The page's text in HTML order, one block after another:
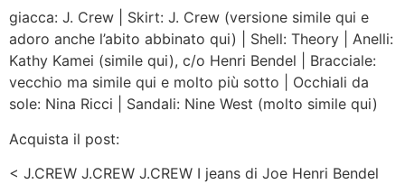
giacca: J. Crew | Skirt: J. Crew (versione simile qui e
adoro anche l’abito abbinato qui) | Shell: Theory | Anelli:
Kathy Kamei (simile qui), c/o Henri Bendel | Bracciale:
vecchio ma simile qui e molto più sotto | Occhiali da
sole: Nina Ricci | Sandali: Nine West (molto simile qui)
Acquista il post:
< J.CREW J.CREW J.CREW I jeans di Joe Henri Bendel